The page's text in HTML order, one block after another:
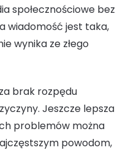
społecznościowe bez
wiadomość jest taka,
wynika ze złego
brak rozpędu
Jeszcze lepsza
problemów można
powodom,